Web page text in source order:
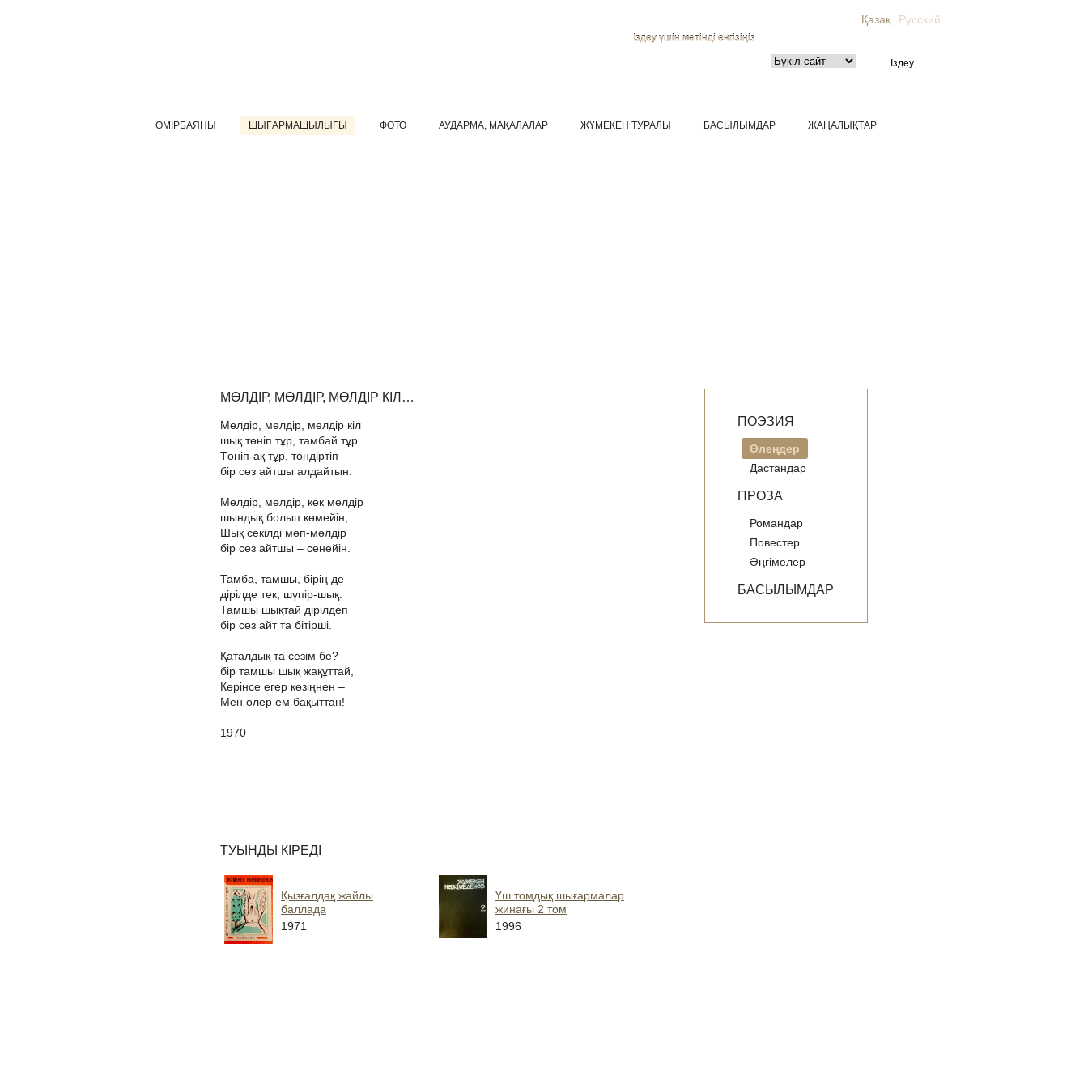
Қазақ Русский
Іздеу үшін мәтінді енгізіңіз
ӨМІРБАЯНЫ ШЫҒАРМАШЫЛЫҒЫ ФОТО АУДАРМА, МАҚАЛАЛАР ЖҰМЕКЕН ТУРАЛЫ БАСЫЛЫМДАР ЖАҢАЛЫҚТАР
ПОЭЗИЯ
Өлеңдер
Дастандар
ПРОЗА
Романдар
Повестер
Әңгімелер
БАСЫЛЫМДАР
МӨЛДІР, МӨЛДІР, МӨЛДІР КІЛ…
Мөлдір, мөлдір, мөлдір кіл
шық төніп тұр, тамбай тұр.
Төніп-ақ тұр, төндіртіп
бір сөз айтшы алдайтын.
Мөлдір, мөлдір, көк мөлдір
шындық болып көмейін,
Шық секілді мөп-мөлдір
бір сөз айтшы – сенейін.
Тамба, тамшы, бірің де
дірілде тек, шүпір-шық.
Тамшы шықтай дірілдеп
бір сөз айт та бітірші.
Қаталдық та сезім бе?
бір тамшы шық жақұттай,
Көрінсе егер көзіңнен –
Мен өлер ем бақыттан!
1970
ТУЫНДЫ КІРЕДІ
Қызғалдақ жайлы
баллада
1971
Үш томдық шығармалар
жинағы 2 том
1996